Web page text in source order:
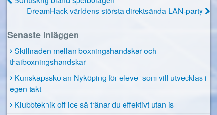
DreamHack världens största direktsända LAN-party
Senaste inläggen
Skillnaden mellan boxningshandskar och
thaiboxningshandskar
Kunskapsskolan Nyköping för elever som vill utvecklas i
egen takt
Klubbteknik off ice så tränar du effektivt utan is